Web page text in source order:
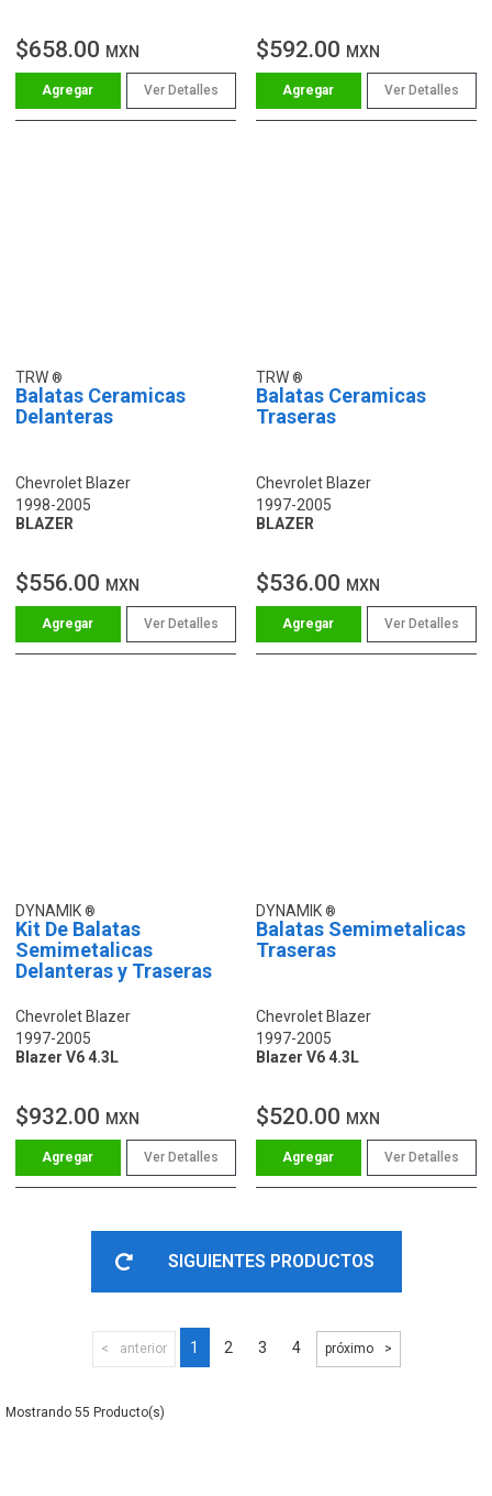
$658.00 MXN
Ver Detalles
$592.00 MXN
Ver Detalles
TRW
Balatas Ceramicas
Delanteras
Chevrolet Blazer
1998-2005
BLAZER
$556.00 MXN
Ver Detalles
TRW
Balatas Ceramicas
Traseras
Chevrolet Blazer
1997-2005
BLAZER
$536.00 MXN
Ver Detalles
DYNAMIK
Kit De Balatas
Semimetalicas
Delanteras y Traseras
Chevrolet Blazer
1997-2005
Blazer V6 4.3L
$932.00 MXN
Ver Detalles
DYNAMIK
Balatas Semimetalicas
Traseras
Chevrolet Blazer
1997-2005
Blazer V6 4.3L
$520.00 MXN
Ver Detalles
SIGUIENTES PRODUCTOS
anterior 1 2 3 4 próximo
55